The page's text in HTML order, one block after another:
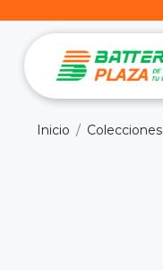
Inicio Colecciones